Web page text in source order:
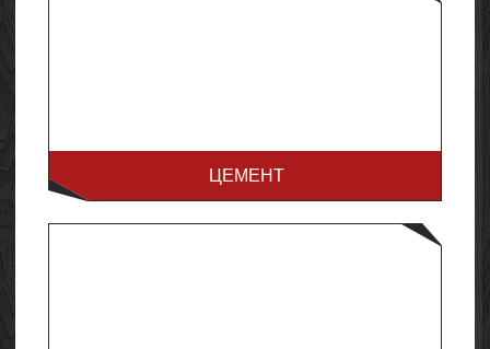
ЦЕМЕНТ